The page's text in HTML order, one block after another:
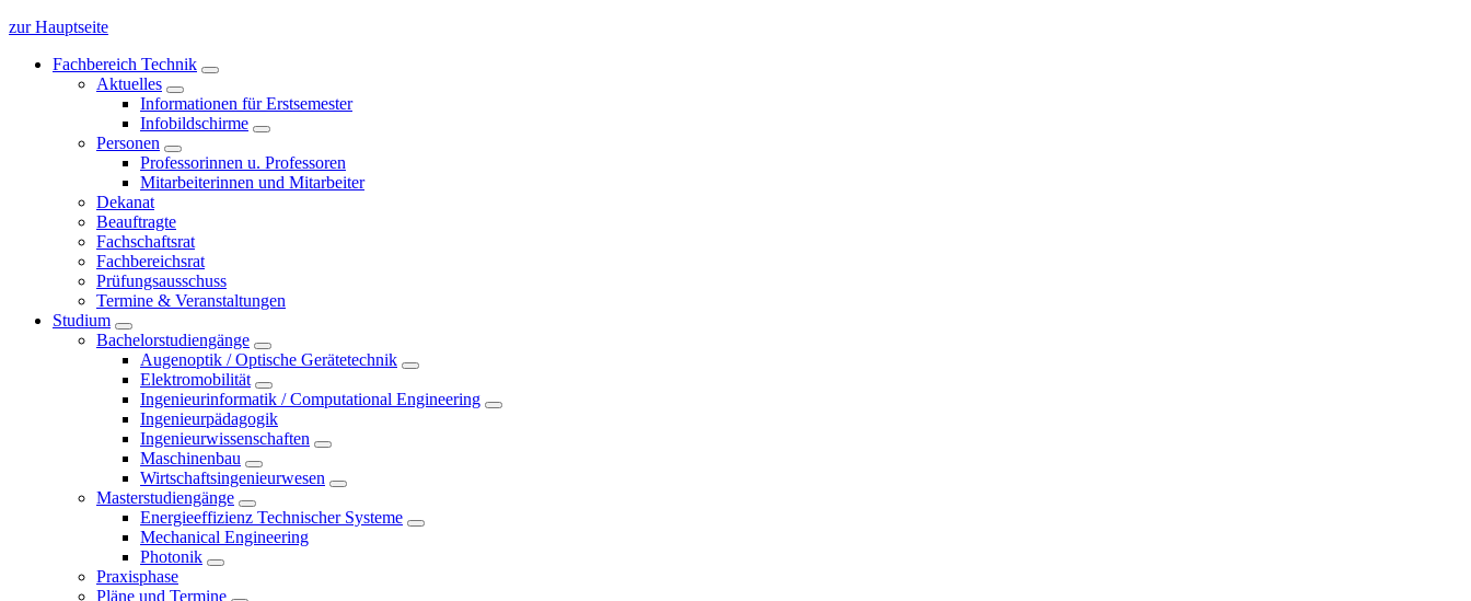
zur Hauptseite
Fachbereich Technik
Aktuelles
Informationen für Erstsemester
Infobildschirme
Personen
Professorinnen u. Professoren
Mitarbeiterinnen und Mitarbeiter
Dekanat
Beauftragte
Fachschaftsrat
Fachbereichsrat
Prüfungsausschuss
Termine & Veranstaltungen
Studium
Bachelorstudiengänge
Augenoptik / Optische Gerätetechnik
Elektromobilität
Ingenieurinformatik / Computational Engineering
Ingenieurpädagogik
Ingenieurwissenschaften
Maschinenbau
Wirtschaftsingenieurwesen
Masterstudiengänge
Energieeffizienz Technischer Systeme
Mechanical Engineering
Photonik
Praxisphase
Pläne und Termine